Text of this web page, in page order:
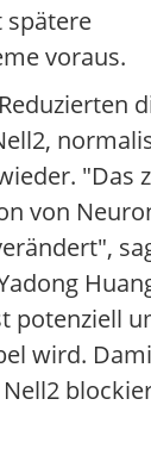
spätere
voraus.
"Das
von
potenziell
wird.